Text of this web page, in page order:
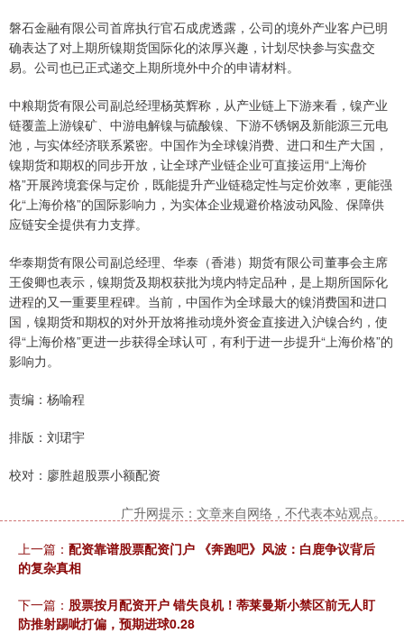
磐石金融有限公司首席执行官石成虎透露，公司的境外产业客户已明
确表达了对上期所镍期货国际化的浓厚兴趣，计划尽快参与实盘交
易。公司也已正式递交上期所境外中介的申请材料。
中粮期货有限公司副总经理杨英辉称，从产业链上下游来看，镍产业
链覆盖上游镍矿、中游电解镍与硫酸镍、下游不锈钢及新能源三元电
池，与实体经济联系紧密。中国作为全球镍消费、进口和生产大国，
镍期货和期权的同步开放，让全球产业链企业可直接运用“上海价
格”开展跨境套保与定价，既能提升产业链稳定性与定价效率，更能强
化“上海价格”的国际影响力，为实体企业规避价格波动风险、保障供
应链安全提供有力支撑。
华泰期货有限公司副总经理、华泰（香港）期货有限公司董事会主席
王俊卿也表示，镍期货及期权获批为境内特定品种，是上期所国际化
进程的又一重要里程碑。当前，中国作为全球最大的镍消费国和进口
国，镍期货和期权的对外开放将推动境外资金直接进入沪镍合约，使
得“上海价格”更进一步获得全球认可，有利于进一步提升“上海价格”的
影响力。
责编：杨喻程
排版：刘珺宇
校对：廖胜超股票小额配资
广升网提示：文章来自网络，不代表本站观点。
上一篇： 配资靠谱股票配资门户 《奔跑吧》风波：白鹿争议背后
的复杂真相
下一篇： 股票按月配资开户 错失良机！蒂莱曼斯小禁区前无人盯
防推射踢呲打偏，预期进球0.28